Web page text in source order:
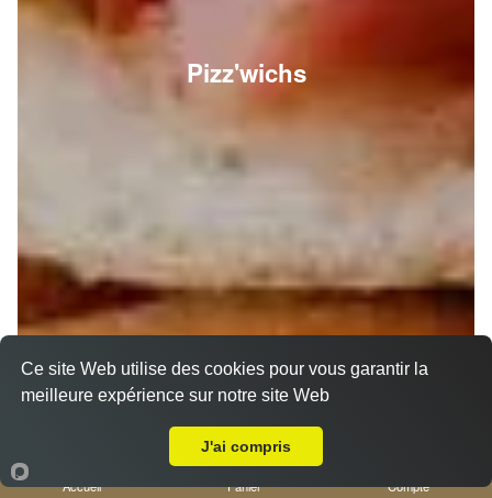
Pizz'wichs
Accueil Panier Compte
Ce site Web utilise des cookies pour vous garantir la
meilleure expérience sur notre site Web
J'ai compris